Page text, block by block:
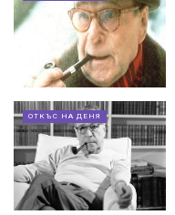
ОТКЪС НА ДЕНЯ